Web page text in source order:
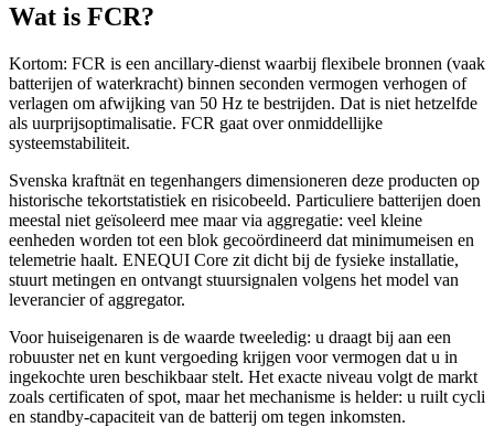
Wat is FCR?
Kortom: FCR is een ancillary-dienst waarbij flexibele bronnen (vaak
batterijen of waterkracht) binnen seconden vermogen verhogen of
verlagen om afwijking van 50 Hz te bestrijden. Dat is niet hetzelfde
als uurprijsoptimalisatie. FCR gaat over onmiddellijke
systeemstabiliteit.
Svenska kraftnät en tegenhangers dimensioneren deze producten op
historische tekortstatistiek en risicobeeld. Particuliere batterijen doen
meestal niet geïsoleerd mee maar via aggregatie: veel kleine
eenheden worden tot een blok gecoördineerd dat minimumeisen en
telemetrie haalt. ENEQUI Core zit dicht bij de fysieke installatie,
stuurt metingen en ontvangt stuursignalen volgens het model van
leverancier of aggregator.
Voor huiseigenaren is de waarde tweeledig: u draagt bij aan een
robuuster net en kunt vergoeding krijgen voor vermogen dat u in
ingekochte uren beschikbaar stelt. Het exacte niveau volgt de markt
zoals certificaten of spot, maar het mechanisme is helder: u ruilt cycli
en standby-capaciteit van de batterij om tegen inkomsten.